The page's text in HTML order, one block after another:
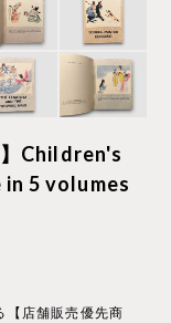
Children's
5 volumes
店舗販売優先商